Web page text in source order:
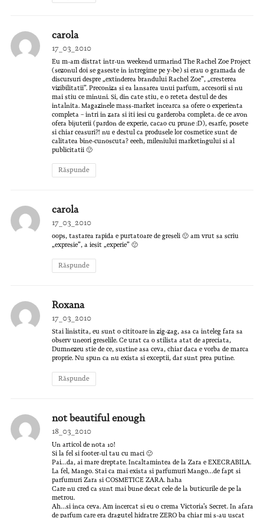
carola
17_03_2010
Eu m-am distrat intr-un weekend urmarind The Rachel Zoe Project
(sezonul doi se gaseste in intregime pe y-be) si erau o gramada de
discursuri despre „extinderea brandului Rachel Zoe”, „cresterea
vizibilitatii”. Preconiza si ea lansarea unui parfum, accesorii si nu
mai stiu ce minuni. Si, din cate stiu, e o reteta destul de des
intalnita. Magazinele mass-market incearca sa ofere o experienta
completa – intri in zara si iti iesi cu garderoba completa. de ce avon
ofera bijuterii (pardon de experie, cacao cu prune :D), esarfe, posete
si chiar ceasuri?! nu e destul ca produsele lor cosmetice sunt de
calitatea bine-cunoscuta? eeeh, mileniului marketingului si al
publicitatii 🙂
Răspunde
carola
17_03_2010
oops, tastarea rapida e purtatoare de greseli 🙂 am vrut sa scriu
„expresie”, a iesit „experie” 🙂
Răspunde
Roxana
17_03_2010
Stai linistita, eu sunt o cititoare in zig-zag, asa ca inteleg fara sa
observ uneori greselile. Ce urat ca o stilista atat de apreciata,
Dumnezeu stie de ce, sustine asa ceva, chiar daca e vorba de marca
proprie. Nu spun ca nu exista si exceptii, dar sunt prea putine.
Răspunde
not beautiful enough
18_03_2010
Un articol de nota 10!
Si la fel si footer-ul tau cu maci 🙂
Pai…da, ai mare dreptate. Incaltamintea de la Zara e EXECRABILA.
La fel, Mango. Stai ca mai exista si parfumuri Mango…de fapt si
parfumuri Zara si COSMETICE ZARA. haha
Care nu cred ca sunt mai bune decat cele de la buticurile de pe la
metrou.
Ah…si inca ceva. Am incercat si eu o crema Victoria’s Secret. In afara
de parfum care era dragutel hidratre ZERO ba chiar mi s-au uscat